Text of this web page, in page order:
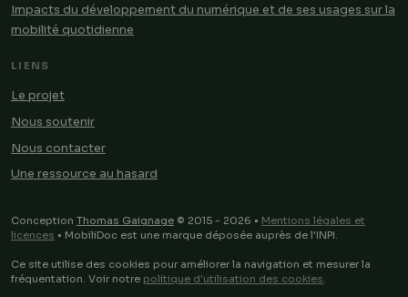
Impacts du développement du numérique et de ses usages sur la
mobilité quotidienne
LIENS
Le projet
Nous soutenir
Nous contacter
Une ressource au hasard
Conception Thomas Gaignage © 2015 - 2026 • Mentions légales et
licences • MobiliDoc est une marque déposée auprès de l'INPI.
Ce site utilise des cookies pour améliorer la navigation et mesurer la
fréquentation. Voir notre politique d'utilisation des cookies